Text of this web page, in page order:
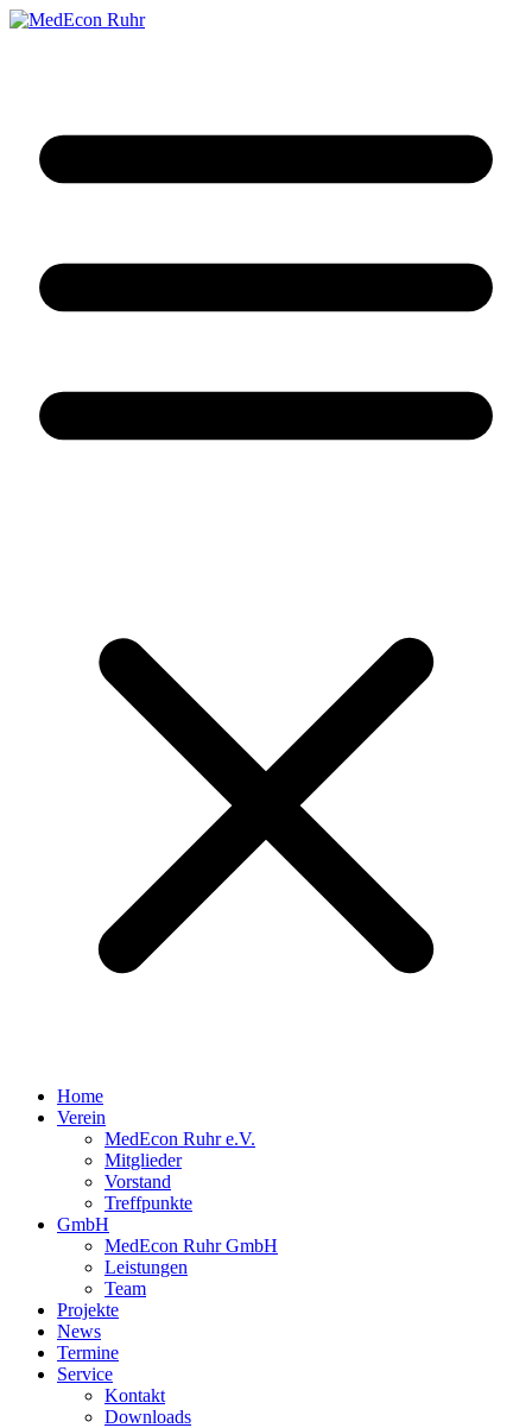
Home
Verein
MedEcon Ruhr e.V.
Mitglieder
Vorstand
Treffpunkte
GmbH
MedEcon Ruhr GmbH
Leistungen
Team
Projekte
News
Termine
Service
Kontakt
Downloads